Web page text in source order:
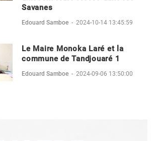
Savanes
Edouard Samboe - 2024-10-14 13:45:59
Le Maire Monoka Laré et la
commune de Tandjouaré 1
Edouard Samboe - 2024-09-06 13:50:00